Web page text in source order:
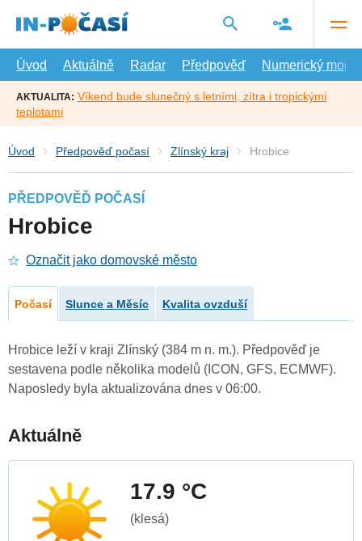
hlavní
Úvod
Aktuálně Radar Předpověď Numerický model
AKTUALITA: Víkend bude slunečný s letními, zítra i tropickými
teplotami
Úvod Předpověď počasí Zlínský kraj Hrobice
PŘEDPOVĚĎ POČASÍ
Hrobice
Označit jako domovské město
Počasí Slunce a Měsíc Kvalita ovzduší
Hrobice leží v kraji Zlínský (384 m n. m.). Předpověď je
sestavena podle několika modelů (ICON, GFS, ECMWF).
Naposledy byla aktualizována dnes v 06:00.
Aktuálně
17.9 °C
(klesá)